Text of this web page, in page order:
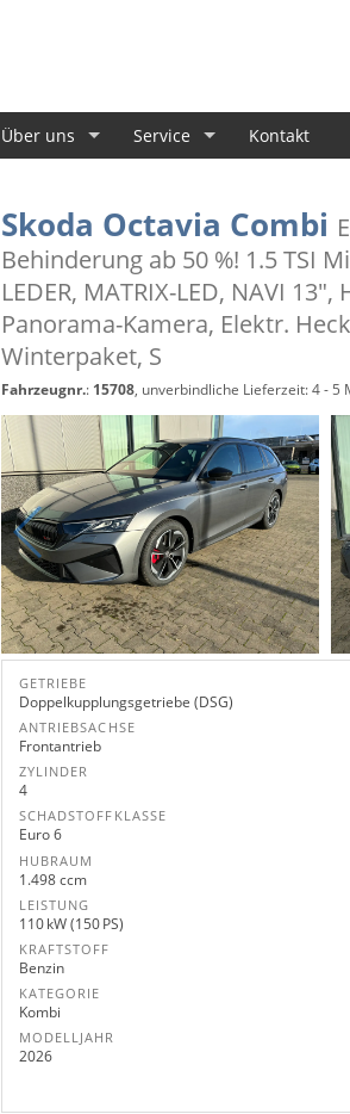
Über uns Service Kontakt
Skoda Octavia Combi
Behinderung ab 50 %! 1.5 TSI
LEDER, MATRIX-LED, NAVI
Panorama-Kamera, Elektr.
Winterpaket, S
Fahrzeugnr.: 15708, unverbindliche Lieferzeit: 4 - 5
GETRIEBE
Doppelkupplungsgetriebe (DSG)
ANTRIEBSACHSE
Frontantrieb
ZYLINDER
4
SCHADSTOFFKLASSE
Euro 6
HUBRAUM
1.498 ccm
LEISTUNG
110 kW (150 PS)
KRAFTSTOFF
Benzin
KATEGORIE
Kombi
MODELLJAHR
2026